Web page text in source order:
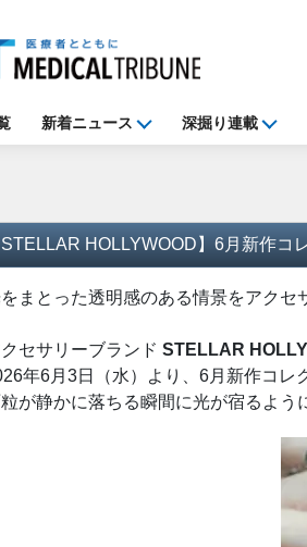
新着ニュース 深掘り連載
STELLAR HOLLYWOOD】6月新作
まとった透明感のある情景をアクセ
セサリーブランド STELLAR
年6月3日（水）より、6月新作コレ
が静かに落ちる瞬間に光が宿るよ